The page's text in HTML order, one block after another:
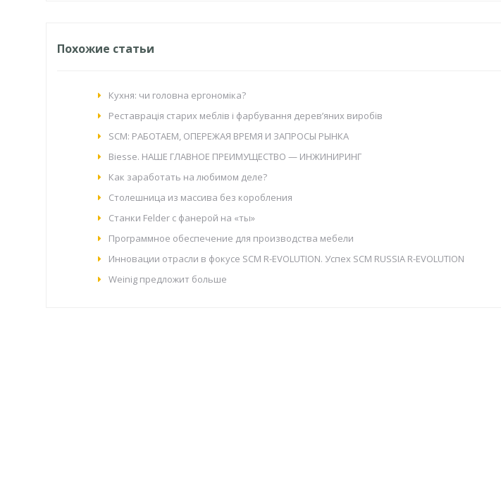
Похожие статьи
Кухня: чи головна ергономіка?
Реставрація старих меблів і фарбування дерев’яних виробів
SCM: РАБОТАЕМ, ОПЕРЕЖАЯ ВРЕМЯ И ЗАПРОСЫ РЫНКА
Biesse. НАШЕ ГЛАВНОЕ ПРЕИМУЩЕСТВО — ИНЖИНИРИНГ
Как заработать на любимом деле?
Столешница из массива без коробления
Станки Felder с фанерой на «ты»
Программное обеспечение для производства мебели
Инновации отрасли в фокусе SCM R-EVOLUTION. Успех SCM RUSSIA R-EVOLUTION
Weinig предложит больше